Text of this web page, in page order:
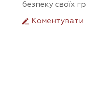
безпеку своїх
Коментувати